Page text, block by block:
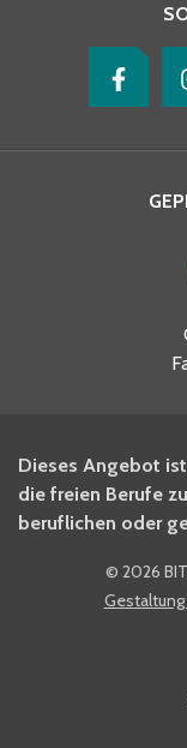
Dieses Angebot
die freien Berufe
beruflichen oder
© 2026